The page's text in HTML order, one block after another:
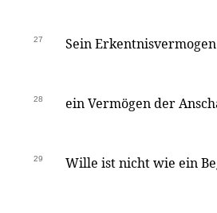
27 Sein
28 ein Vermögen der
29 Wille ist nicht wie ein